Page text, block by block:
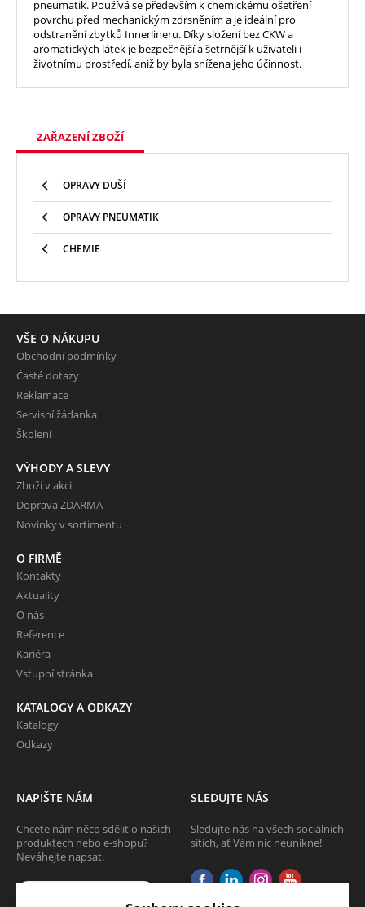
pneumatik. Používá se především k chemickému ošetření
povrchu před mechanickým zdrsněním a je ideální pro
odstranění zbytků Innerlineru. Díky složení bez CKW a
aromatických látek je bezpečnější a šetrnější k uživateli i
životnímu prostředí, aniž by byla snížena jeho účinnost.
ZAŘAZENÍ ZBOŽÍ
OPRAVY DUŠÍ
OPRAVY PNEUMATIK
CHEMIE
VŠE O NÁKUPU
Obchodní podmínky
Časté dotazy
Reklamace
Servisní žádanka
Školení
VÝHODY A SLEVY
Zboží v akci
Doprava ZDARMA
Novinky v sortimentu
O FIRMĚ
Kontakty
Aktuality
O nás
Reference
Kariéra
Vstupní stránka
KATALOGY A ODKAZY
Katalogy
Odkazy
NAPIŠTE NÁM
Chcete nám něco sdělit o našich
produktech nebo e-shopu?
Neváhejte napsat.
SLEDUJTE NÁS
Sledujte nás na všech sociálních
sítích, ať Vám nic neunikne!